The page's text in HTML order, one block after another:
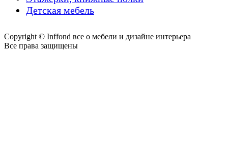
Детская мебель
Copyright © Inffond все о мебели и дизайне интерьера
Все права защищены